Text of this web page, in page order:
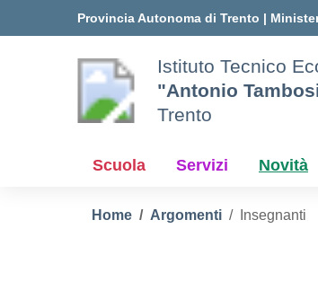
Provincia Autonoma di Trento |
Istituto Tecnico
"Antonio
Trento
Scuola Servizi Novità
Home Argomenti Insegnanti